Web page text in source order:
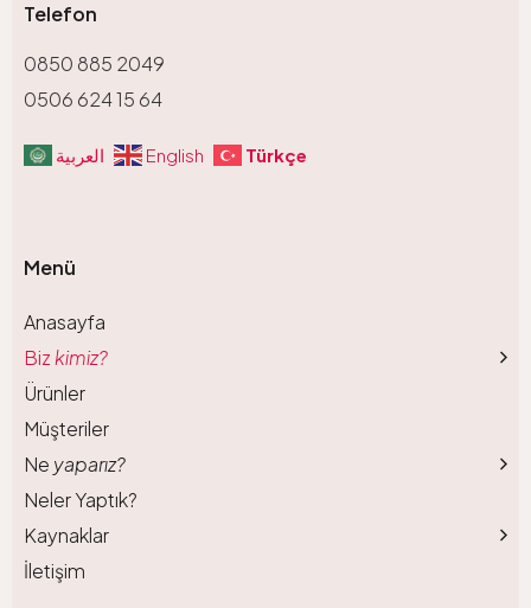
Telefon
0850 885 2049
0506 624 15 64
العربية English Türkçe
Menü
Anasayfa
Bizkimiz?
Ürünler
Müşteriler
Ne yaparız?
Neler Yaptık?
Kaynaklar
İletişim